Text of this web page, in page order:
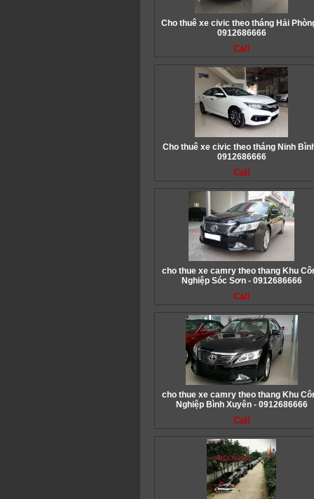
Cho thuê xe civic theo tháng Hải
0912686666
Call
Cho thuê xe civic theo tháng Ninh
0912686666
Call
cho thue xe camry theo thang Khu
Nghiệp Sóc Sơn - 0912686666
Call
cho thue xe camry theo thang Khu
Nghiệp Bình Xuyên - 0912686666
Call